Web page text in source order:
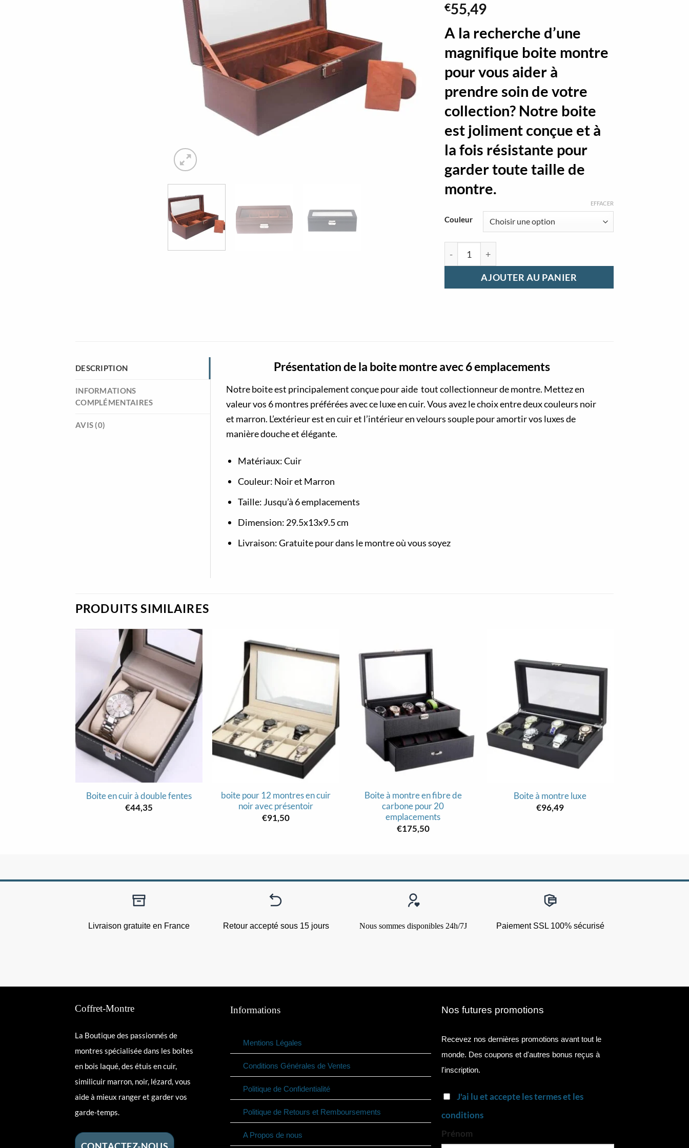
€55,49
A la recherche d’une
magnifique boite montre
pour vous aider à
prendre soin de votre
collection? Notre boite
est joliment conçue et à
la fois résistante pour
garder toute taille de
montre.
Couleur
EFFACER
AJOUTER AU PANIER
DESCRIPTION
INFORMATIONS
COMPLÉMENTAIRES
AVIS (0)
Présentation de la boite montre avec 6 emplacements
Notre boite est principalement conçue pour aide tout collectionneur de montre. Mettez en
valeur vos 6 montres préférées avec ce luxe en cuir. Vous avez le choix entre deux couleurs noir
et marron. L’extérieur est en cuir et l’intérieur en velours souple pour amortir vos luxes de
manière douche et élégante.
Matériaux: Cuir
Couleur: Noir et Marron
Taille: Jusqu’à 6 emplacements
Dimension: 29.5x13x9.5 cm
Livraison: Gratuite pour dans le montre où vous soyez
PRODUITS SIMILAIRES
Boite en cuir à double fentes
€44,35
boite pour 12 montres en cuir
noir avec présentoir
€91,50
Boite à montre en fibre de
carbone pour 20
emplacements
€175,50
Boite à montre luxe
€96,49
Livraison gratuite en France Retour accepté sous 15 jours Nous sommes disponibles 24h/7J Paiement SSL 100% sécurisé
Coffret-Montre
La Boutique des passionnés de
montres spécialisée dans les boites
en bois laqué, des étuis en cuir,
similicuir marron, noir, lézard, vous
aide à mieux ranger et garder vos
garde-temps.
Informations
Mentions Légales
Conditions Générales de Ventes
Politique de Confidentialité
Politique de Retours et Remboursements
A Propos de nous
Nos futures promotions
Recevez nos dernières promotions avant tout le
monde. Des coupons et d'autres bonus reçus à
l'inscription.
J'ai lu et accepte les termes et les
conditions
Prénom